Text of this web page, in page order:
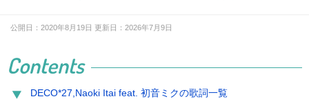
公開日：2020年8月19日 更新日：2026年7月9日
Contents
DECO*27,Naoki Itai feat. 初音ミクの歌詞一覧